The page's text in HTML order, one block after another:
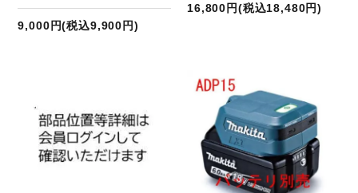
9,000円(税込9,900円)
16,800円(税込18,480円)